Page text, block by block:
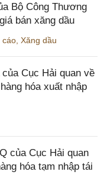
Bộ Công Thương
bán xăng dầu
cáo Xăng dầu
Cục Hải quan về
hóa xuất nhập
của Cục Hải quan
hóa tạm nhập tái